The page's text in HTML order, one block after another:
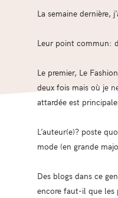
La semaine dernière,
Leur point commun:
Le premier, Le
deux fois mais où je
attardée est
L’auteur(e)? poste
mode (en grande
Des blogs dans ce
encore faut-il que les